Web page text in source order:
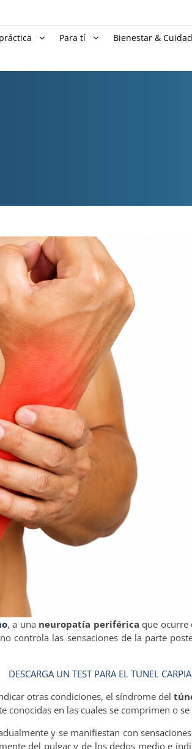
Para tí Bienestar &
, a una neuropatía periférica que ocurre
controla las sensaciones de la parte
DESCARGA UN TEST PARA EL TUNEL
otras condiciones, el síndrome del
conocidas en las cuales se comprimen o
y se manifiestan con
del pulgar y de los dedos medio e